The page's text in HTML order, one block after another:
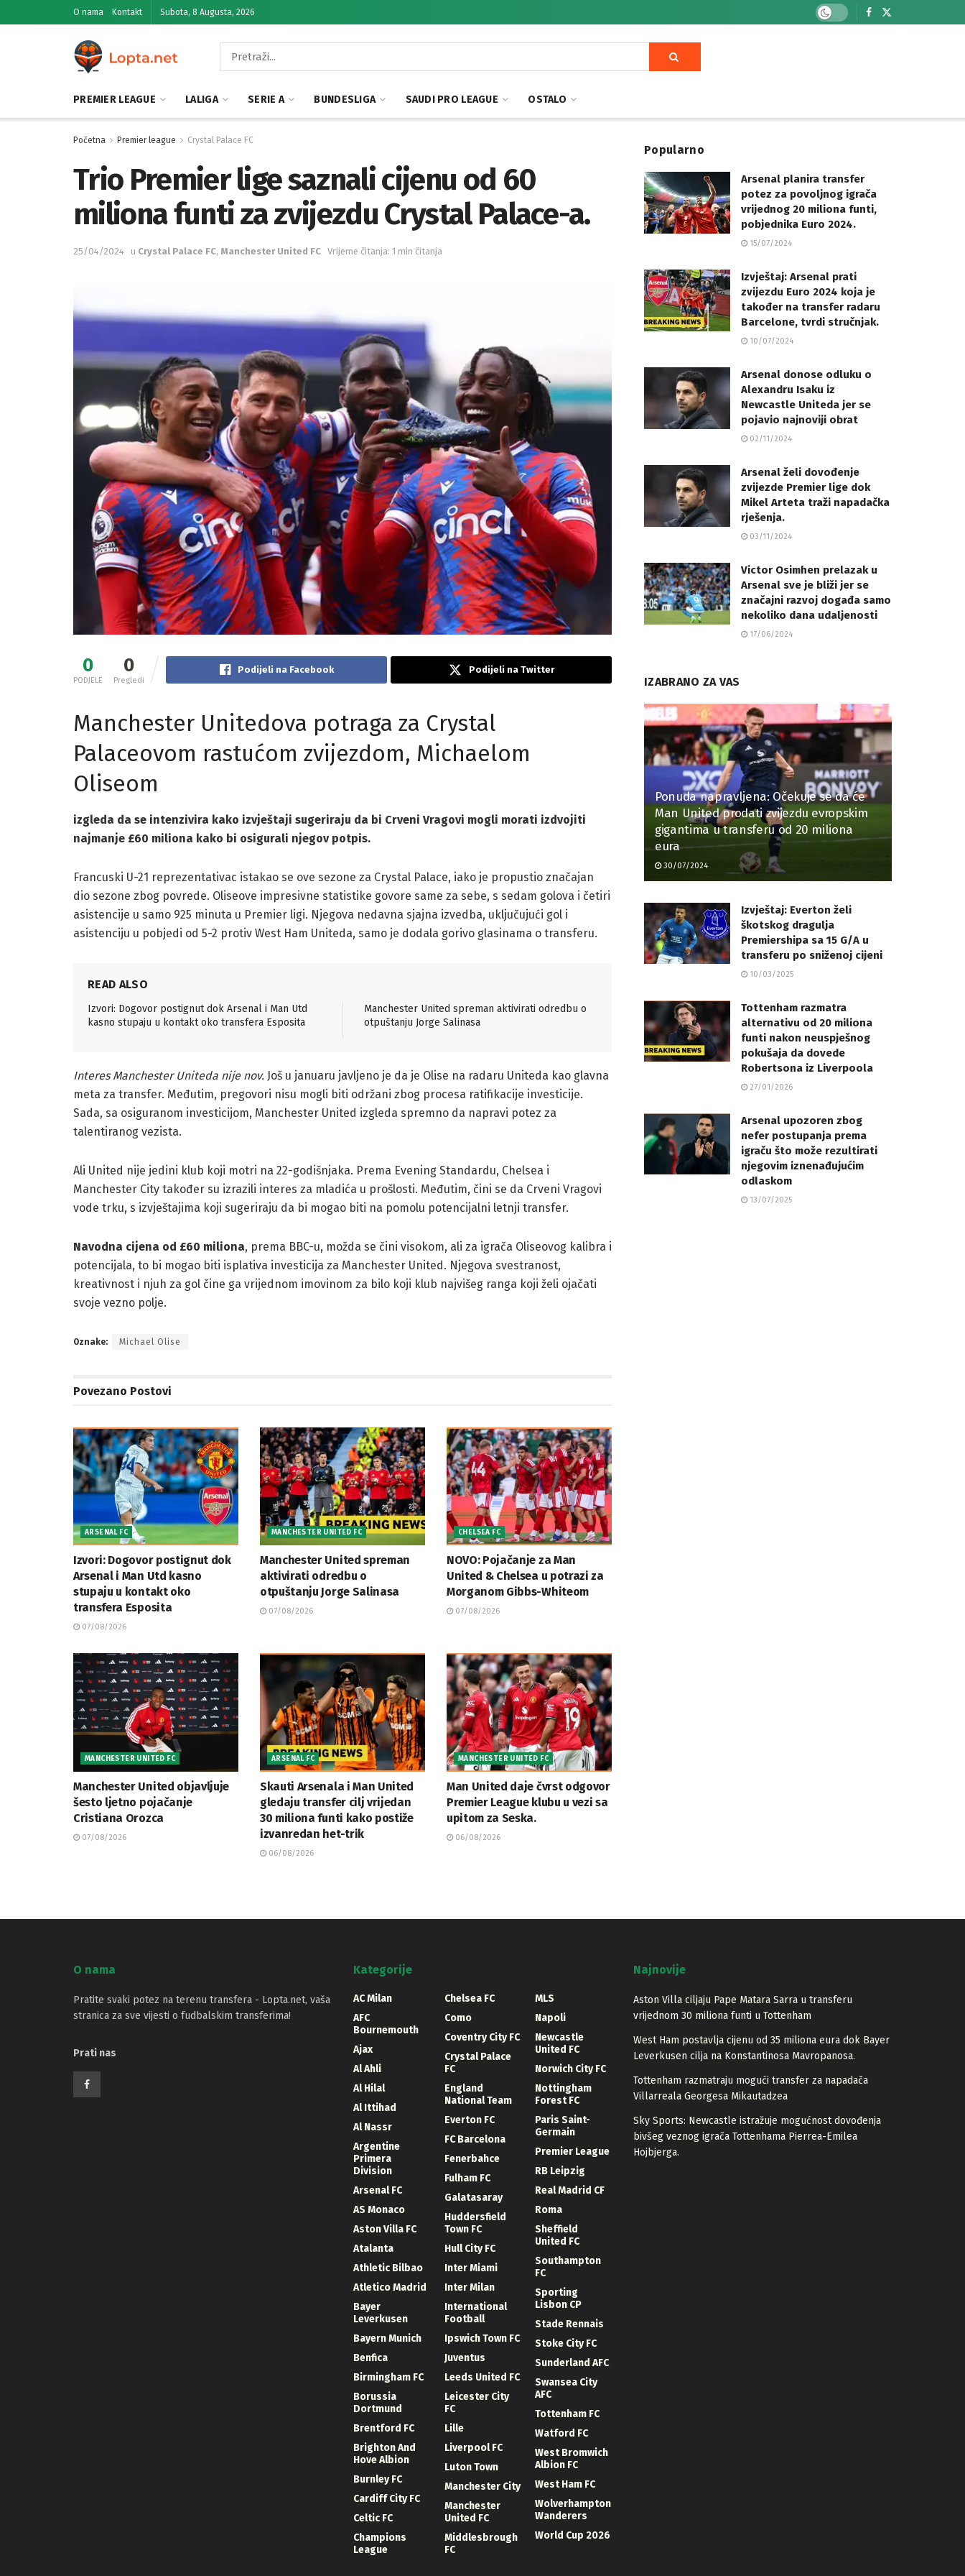
O nama Kontakt Subota, 8 Augusta, 2026
PREMIER LEAGUE LALIGA SERIE A BUNDESLIGA SAUDI PRO LEAGUE OSTALO
Početna Premier league Crystal Palace FC
Trio Premier lige saznali cijenu od 60
miliona funti za zvijezdu Crystal Palace-a.
25/04/2024 u Crystal Palace FC, Manchester United FC Vrijeme čitanja: 1 min čitanja
0
PODJELE
0
Pregledi
Podijeli na Facebook Podijeli na Twitter
Manchester Unitedova potraga za Crystal
Palaceovom rastućom zvijezdom, Michaelom
Oliseom
izgleda da se intenzivira kako izvještaji sugeriraju da bi Crveni Vragovi mogli morati izdvojiti
najmanje £60 miliona kako bi osigurali njegov potpis.
Francuski U-21 reprezentativac istakao se ove sezone za Crystal Palace, iako je propustio značajan
dio sezone zbog povrede. Oliseove impresivne statistike govore same za sebe, s sedam golova i četiri
asistencije u samo 925 minuta u Premier ligi. Njegova nedavna sjajna izvedba, uključujući gol i
asistenciju u pobjedi od 5-2 protiv West Ham Uniteda, samo je dodala gorivo glasinama o transferu.
READ ALSO
Izvori: Dogovor postignut dok Arsenal i Man Utd
kasno stupaju u kontakt oko transfera Esposita
Manchester United spreman aktivirati odredbu o
otpuštanju Jorge Salinasa
Interes Manchester Uniteda nije nov. Još u januaru javljeno je da je Olise na radaru Uniteda kao glavna
meta za transfer. Međutim, pregovori nisu mogli biti održani zbog procesa ratifikacije investicije.
Sada, sa osiguranom investicijom, Manchester United izgleda spremno da napravi potez za
talentiranog vezista.
Ali United nije jedini klub koji motri na 22-godišnjaka. Prema Evening Standardu, Chelsea i
Manchester City također su izrazili interes za mladića u prošlosti. Međutim, čini se da Crveni Vragovi
vode trku, s izvještajima koji sugeriraju da bi mogao biti na pomolu potencijalni letnji transfer.
Navodna cijena od £60 miliona, prema BBC-u, možda se čini visokom, ali za igrača Oliseovog kalibra i
potencijala, to bi mogao biti isplativa investicija za Manchester United. Njegova svestranost,
kreativnost i njuh za gol čine ga vrijednom imovinom za bilo koji klub najvišeg ranga koji želi ojačati
svoje vezno polje.
Oznake: Michael Olise
Povezano Postovi
ARSENAL FC
Izvori: Dogovor postignut dok
Arsenal i Man Utd kasno
stupaju u kontakt oko
transfera Esposita
07/08/2026
MANCHESTER UNITED FC
Manchester United spreman
aktivirati odredbu o
otpuštanju Jorge Salinasa
07/08/2026
CHELSEA FC
NOVO: Pojačanje za Man
United & Chelsea u potrazi za
Morganom Gibbs-Whiteom
07/08/2026
MANCHESTER UNITED FC
Manchester United objavljuje
šesto ljetno pojačanje
Cristiana Orozca
07/08/2026
ARSENAL FC
Skauti Arsenala i Man United
gledaju transfer cilj vrijedan
30 miliona funti kako postiže
izvanredan het-trik
06/08/2026
MANCHESTER UNITED FC
Man United daje čvrst odgovor
Premier League klubu u vezi sa
upitom za Seska.
06/08/2026
Popularno
Arsenal planira transfer
potez za povoljnog igrača
vrijednog 20 miliona funti,
pobjednika Euro 2024.
15/07/2024
Izvještaj: Arsenal prati
zvijezdu Euro 2024 koja je
također na transfer radaru
Barcelone, tvrdi stručnjak.
10/07/2024
Arsenal donose odluku o
Alexandru Isaku iz
Newcastle Uniteda jer se
pojavio najnoviji obrat
02/11/2024
Arsenal želi dovođenje
zvijezde Premier lige dok
Mikel Arteta traži napadačka
rješenja.
03/11/2024
Victor Osimhen prelazak u
Arsenal sve je bliži jer se
značajni razvoj događa samo
nekoliko dana udaljenosti
17/06/2024
IZABRANO ZA VAS
Ponuda napravljena: Očekuje se da će
Man United prodati zvijezdu evropskim
gigantima u transferu od 20 miliona
eura
30/07/2024
Izvještaj: Everton želi
škotskog dragulja
Premiershipa sa 15 G/A u
transferu po sniženoj cijeni
10/03/2025
Tottenham razmatra
alternativu od 20 miliona
funti nakon neuspješnog
pokušaja da dovede
Robertsona iz Liverpoola
27/01/2026
Arsenal upozoren zbog
nefer postupanja prema
igraču što može rezultirati
njegovim iznenađujućim
odlaskom
13/07/2025
O nama
Pratite svaki potez na terenu transfera - Lopta.net, vaša
stranica za sve vijesti o fudbalskim transferima!
Prati nas
Kategorije
AC Milan
AFC
Bournemouth
Ajax
Al Ahli
Al Hilal
Al Ittihad
Al Nassr
Argentine
Primera
Division
Arsenal FC
AS Monaco
Aston Villa FC
Atalanta
Athletic Bilbao
Atletico Madrid
Bayer
Leverkusen
Bayern Munich
Benfica
Birmingham FC
Borussia
Dortmund
Brentford FC
Brighton And
Hove Albion
Burnley FC
Cardiff City FC
Celtic FC
Champions
League
Chelsea FC
Como
Coventry City FC
Crystal Palace
FC
England
National Team
Everton FC
FC Barcelona
Fenerbahce
Fulham FC
Galatasaray
Huddersfield
Town FC
Hull City FC
Inter Miami
Inter Milan
International
Football
Ipswich Town FC
Juventus
Leeds United FC
Leicester City
FC
Lille
Liverpool FC
Luton Town
Manchester City
Manchester
United FC
Middlesbrough
FC
MLS
Napoli
Newcastle
United FC
Norwich City FC
Nottingham
Forest FC
Paris Saint-
Germain
Premier League
RB Leipzig
Real Madrid CF
Roma
Sheffield
United FC
Southampton
FC
Sporting
Lisbon CP
Stade Rennais
Stoke City FC
Sunderland AFC
Swansea City
AFC
Tottenham FC
Watford FC
West Bromwich
Albion FC
West Ham FC
Wolverhampton
Wanderers
World Cup 2026
Najnovije
Aston Villa ciljaju Pape Matara Sarra u transferu
vrijednom 30 miliona funti u Tottenham
West Ham postavlja cijenu od 35 miliona eura dok Bayer
Leverkusen cilja na Konstantinosa Mavropanosa.
Tottenham razmatraju mogući transfer za napadača
Villarreala Georgesa Mikautadzea
Sky Sports: Newcastle istražuje mogućnost dovođenja
bivšeg veznog igrača Tottenhama Pierrea-Emilea
Hojbjerga.